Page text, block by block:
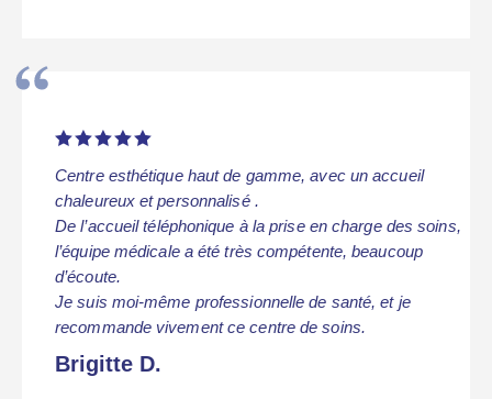

Centre esthétique haut de gamme, avec un accueil
chaleureux et personnalisé .
De l’accueil téléphonique à la prise en charge des soins,
l’équipe médicale a été très compétente, beaucoup
d’écoute.
Je suis moi-même professionnelle de santé, et je
recommande vivement ce centre de soins.
Brigitte D.